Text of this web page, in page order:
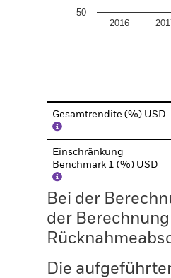
2016
-50
Gesamtrendite (%) USD
Einschränkung
Benchmark 1 (%) USD
Bei der
der
Die